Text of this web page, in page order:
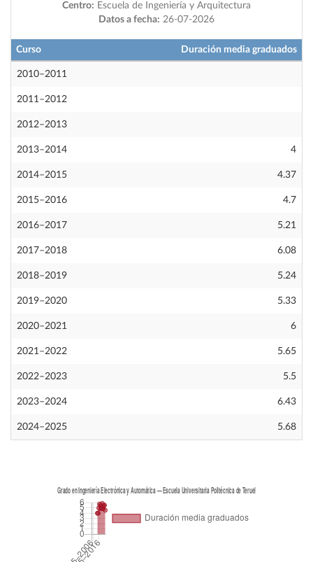
Centro: Escuela de Ingeniería y Arquitectura
Datos a fecha: 26-07-2026
Curso Duración media graduados
2010–2011
2011–2012
2012–2013
2013–2014 4
2014–2015 4.37
2015–2016 4.7
2016–2017 5.21
2017–2018 6.08
2018–2019 5.24
2019–2020 5.33
2020–2021 6
2021–2022 5.65
2022–2023 5.5
2023–2024 6.43
2024–2025 5.68